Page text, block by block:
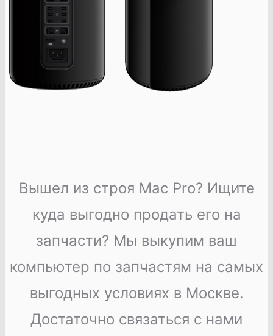
Вышел из строя Mac Pro? Ищите
куда выгодно продать его на
запчасти? Мы выкупим ваш
компьютер по запчастям на самых
выгодных условиях в Москве.
Достаточно связаться с нами